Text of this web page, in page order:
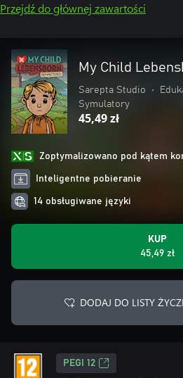
Przejdź do głównej zawartości
My Child
Sarepta Studio •
Symulatory
45,49 zł
Zoptymalizowano pod kątem
Inteligentne pobieranie
14 obsługiwane języki
KUP
45,49 zł
DODAJ DO LISTY
PEGI 12